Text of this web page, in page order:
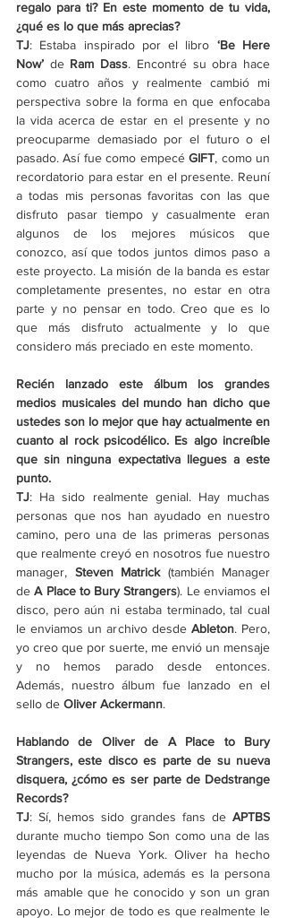
regalo para ti? En este momento de tu vida,
¿qué es lo que más aprecias?
TJ: Estaba inspirado por el libro ‘Be Here
Now’ de Ram Dass. Encontré su obra hace
como cuatro años y realmente cambió mi
perspectiva sobre la forma en que enfocaba
la vida acerca de estar en el presente y no
preocuparme demasiado por el futuro o el
pasado. Así fue como empecé GIFT, como un
recordatorio para estar en el presente. Reuní
a todas mis personas favoritas con las que
disfruto pasar tiempo y casualmente eran
algunos de los mejores músicos que
conozco, así que todos juntos dimos paso a
este proyecto. La misión de la banda es estar
completamente presentes, no estar en otra
parte y no pensar en todo. Creo que es lo
que más disfruto actualmente y lo que
considero más preciado en este momento.
Recién lanzado este álbum los grandes
medios musicales del mundo han dicho que
ustedes son lo mejor que hay actualmente en
cuanto al rock psicodélico. Es algo increíble
que sin ninguna expectativa llegues a este
punto.
TJ: Ha sido realmente genial. Hay muchas
personas que nos han ayudado en nuestro
camino, pero una de las primeras personas
que realmente creyó en nosotros fue nuestro
manager, Steven Matrick (también Manager
de A Place to Bury Strangers). Le enviamos el
disco, pero aún ni estaba terminado, tal cual
le enviamos un archivo desde Ableton. Pero,
yo creo que por suerte, me envió un mensaje
y no hemos parado desde entonces.
Además, nuestro álbum fue lanzado en el
sello de Oliver Ackermann.
Hablando de Oliver de A Place to Bury
Strangers, este disco es parte de su nueva
disquera, ¿cómo es ser parte de Dedstrange
Records?
TJ: Sí, hemos sido grandes fans de APTBS
durante mucho tiempo Son como una de las
leyendas de Nueva York. Oliver ha hecho
mucho por la música, además es la persona
más amable que he conocido y son un gran
apoyo. Lo mejor de todo es que realmente le